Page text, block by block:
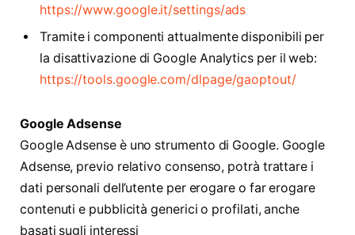
https://www.google.it/settings/ads
Tramite i componenti attualmente disponibili per
la disattivazione di Google Analytics per il web:
https://tools.google.com/dlpage/gaoptout/
Google Adsense
Google Adsense è uno strumento di Google. Google
Adsense, previo relativo consenso, potrà trattare i
dati personali dell’utente per erogare o far erogare
contenuti e pubblicità generici o profilati, anche
basati sugli interessi